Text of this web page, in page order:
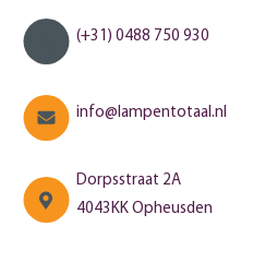
(+31) 0488 750 930
info@lampentotaal.nl
Dorpsstraat 2A
4043KK Opheusden